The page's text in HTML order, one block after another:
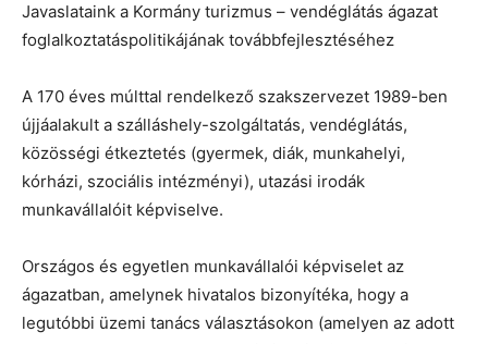
Javaslataink a Kormány turizmus – vendéglátás ágazat
foglalkoztatáspolitikájának továbbfejlesztéséhez
A 170 éves múlttal rendelkező szakszervezet 1989-ben
újjáalakult a szálláshely-szolgáltatás, vendéglátás,
közösségi étkeztetés (gyermek, diák, munkahelyi,
kórházi, szociális intézményi), utazási irodák
munkavállalóit képviselve.
Országos és egyetlen munkavállalói képviselet az
ágazatban, amelynek hivatalos bizonyítéka, hogy a
legutóbbi üzemi tanács választásokon (amelyen az adott